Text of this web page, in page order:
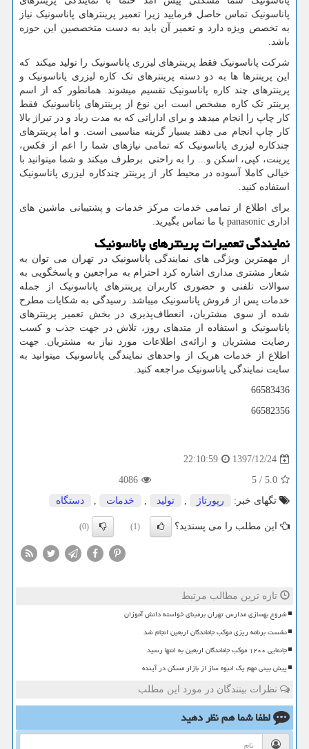
پاناسونیک تماس حاصل فرمایید زیرا تعمیر پرینترهای پاناسونیک نیاز
به تخصص ویژه دارد و تعمیر آن باید به دست متخصصین این حوزه
باشد.
شرکت پاناسونیک فقط پرینترهای لیزری پاناسونیک را تولید میکند که
این پرینترها ها به دو دسته پرینترهای تک کاره لیزری پاناسونیک و
پرینترهای چند کاره پاناسونیک تقسیم میشوند. همانطور که از اسم
پرینتر تک کاره مشخص است این نوع از پرینترهای پاناسونیک فقط
کار چاپ را انجام میدهد و برای اداراتی که به مدت زیاد و در تیراژ بالا
کار چاپ انجام می دهند بسیار گزینه مناسبی است. و اما پرینترهای
چندکاره لیزری پاناسونیک که تمامی نیازهای شما را اعم از فکس،
پرینت، کپی، اسکن و... را به راحتی برطرف میکند و شما میتوانید با
خیالی کاملا آسوده در محیط کار از پرینتر چندکاره لیزری پاناسونیک
استفاده کنید.
برای اطلاع از تمامی خدمات مرکز خدمات و پشتیبانی ماشین های
اداری panasonic با ما تماس بگیرید.
نمایندگی تعمیرات پرینترهای پاناسونیک
از مهمترین ویژگی های نمایندگی پاناسونیک در تهران می توان به
شعار مشتری مداری اشاره کرد احترام به مراجعین و پاسخگویی به
سوالات تلفنی و حضوری کاربران پرینترهای پاناسونیک از جمله
خدمات پس از فروش پاناسونیک میباشد. رسیدگی به شکایات مطرح
شده از سوی مشتریان، انعطاف‌پذیری در بخش تعمیر پرینترهای
پاناسونیک و استفاده از متدهای روز، تلاش در جهت جذب و کسب
رضایت مشتریان و ارائه‌ی اطلاعات مورد نیاز به مشتریان. جهت
اطلاع از خدمات هریک از واحدهای نمایندگی پاناسونیک میتوانید به
سایت نمایندگی پاناسونیک مراجعه کنید.
66583436
66582356
1397/12/24
22:10:59
5.0
/
5
4086
تگهای خبر:
رپورتاژ , تولید , خدمات , دستگاه
این مطلب را می پسندید؟ (1)
(0)
تازه ترین مطالب مرتبط
شروع بهسازی مدارس تهران برمبنای خواسته دانش آموزان
نشست برنامه ریزی موکب جاماندگان اربعین انجام شد
جانمایی ۱۲۰۰ موکب جاماندگان اربعین به انتها رسید
پیش بینی مهم یک انبوه ساز از بازار مسکن در آینده
نظرات بینندگان در مورد این مطلب
لطفا شما همنظر دهید